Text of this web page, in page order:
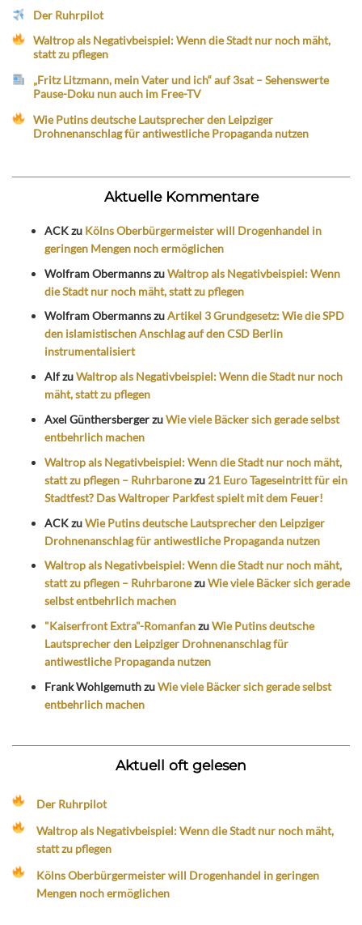
Der Ruhrpilot
Waltrop als Negativbeispiel: Wenn die Stadt nur noch mäht,
statt zu pflegen
„Fritz Litzmann, mein Vater und ich“ auf 3sat – Sehenswerte
Pause-Doku nun auch im Free-TV
Wie Putins deutsche Lautsprecher den Leipziger
Drohnenanschlag für antiwestliche Propaganda nutzen
Aktuelle Kommentare
ACKzu Kölns Oberbürgermeister will Drogenhandel in
geringen Mengen noch ermöglichen
Wolfram ObermannszuWaltrop als Negativbeispiel: Wenn
die Stadt nur noch mäht, statt zu pflegen
Wolfram ObermannszuArtikel 3 Grundgesetz: Wie die SPD
den islamistischen Anschlag auf den CSD Berlin
instrumentalisiert
AlfzuWaltrop als Negativbeispiel: Wenn die Stadt nur noch
mäht, statt zu pflegen
Axel GünthersbergerzuWie viele Bäcker sich gerade selbst
entbehrlich machen
Waltrop als Negativbeispiel: Wenn die Stadt nur noch mäht,
statt zu pflegen – Ruhrbaronezu 21 Euro Tageseintritt für ein
Stadtfest? Das Waltroper Parkfest spielt mit dem Feuer!
ACKzuWie Putins deutsche Lautsprecher den Leipziger
Drohnenanschlag für antiwestliche Propaganda nutzen
Waltrop als Negativbeispiel: Wenn die Stadt nur noch mäht,
statt zu pflegen – RuhrbaronezuWie viele Bäcker sich gerade
selbst entbehrlich machen
"Kaiserfront Extra"-RomanfanzuWie Putins deutsche
Lautsprecher den Leipziger Drohnenanschlag für
antiwestliche Propaganda nutzen
Frank WohlgemuthzuWie viele Bäcker sich gerade selbst
entbehrlich machen
Aktuell oft gelesen
Der Ruhrpilot
Waltrop als Negativbeispiel: Wenn die Stadt nur noch mäht,
statt zu pflegen
Kölns Oberbürgermeister will Drogenhandel in geringen
Mengen noch ermöglichen